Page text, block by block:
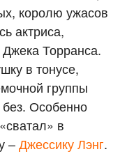
королю ужасов
актриса,
Торранса.
в тонусе,
группы
Особенно
в
–Джессику Лэнг.